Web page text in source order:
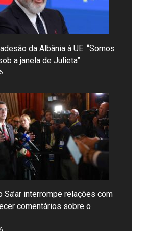
da Albânia à UE: “Somos
a janela de Julieta”
Sa’ar interrompe relações com
comentários sobre o